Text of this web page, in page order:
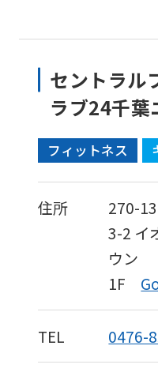
セントラル
ラブ24千葉
フィットネス
住所 270-
3-2 イ
ウン
1F
TEL 0476-